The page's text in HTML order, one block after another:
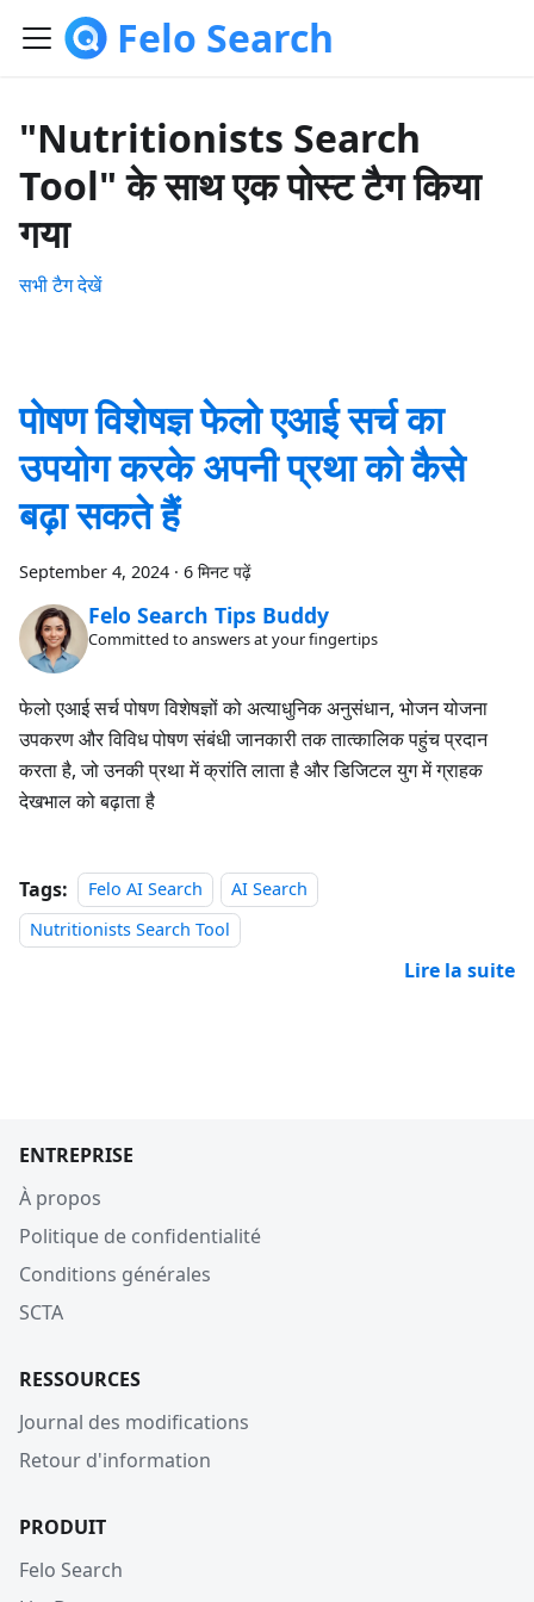
Felo Search
"Nutritionists Search
Tool" के साथ एक पोस्ट टैग किया
गया
सभी टैग देखें
पोषण विशेषज्ञ फेलो एआई सर्च का
उपयोग करके अपनी प्रथा को कैसे
बढ़ा सकते हैं
September 4, 2024 · 6 मिनट पढ़ें
Felo Search Tips Buddy
Committed to answers at your fingertips
फेलो एआई सर्च पोषण विशेषज्ञों को अत्याधुनिक अनुसंधान, भोजन योजना
उपकरण और विविध पोषण संबंधी जानकारी तक तात्कालिक पहुंच प्रदान
करता है, जो उनकी प्रथा में क्रांति लाता है और डिजिटल युग में ग्राहक
देखभाल को बढ़ाता है
Tags: Felo AI Search
AI Search
Nutritionists Search Tool
Lire la suite
ENTREPRISE
À propos
Politique de confidentialité
Conditions générales
SCTA
RESSOURCES
Journal des modifications
Retour d'information
PRODUIT
Felo Search